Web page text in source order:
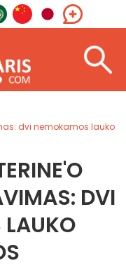
dvi nemokamos lauko
DVI